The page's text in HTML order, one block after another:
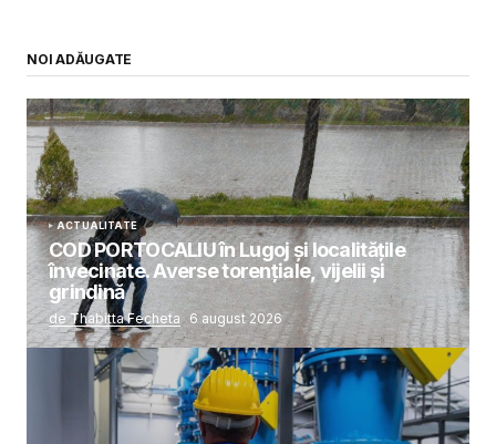
NOI ADĂUGATE
ACTUALITATE
COD PORTOCALIU în Lugoj și localitățile
învecinate. Averse torențiale, vijelii și
grindină
de Thabitta Fecheta 6 august 2026